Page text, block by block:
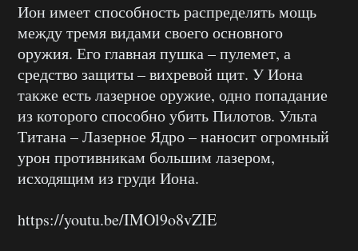
Ион имеет способность распределять мощь
между тремя видами своего основного
оружия. Его главная пушка – пулемет, а
средство защиты – вихревой щит. У Иона
также есть лазерное оружие, одно попадание
из которого способно убить Пилотов. Ульта
Титана – Лазерное Ядро – наносит огромный
урон противникам большим лазером,
исходящим из груди Иона.
https://youtu.be/IMOl9o8vZIE